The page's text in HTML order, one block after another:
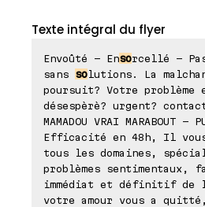
Texte intégral du flyer
Envoûté - Ensorcellé - Pas
sans solutions. La
poursuit? Votre problème
désespèrè? urgent?
MAMADOU VRAI MARABOUT -
Efficacité en 48h, Il
tous les domaines,
problèmes sentimentaux,
immédiat et définitif de
votre amour vous a